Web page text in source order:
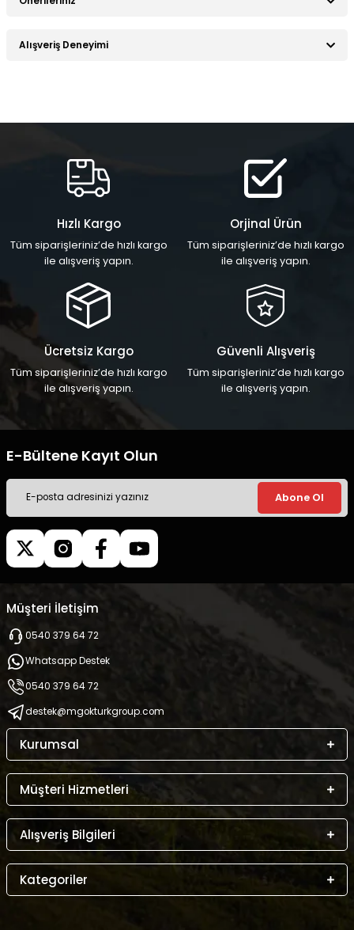
Bu ürünün fiyat bilgisi, resim, ürün açıklamalarında ve diğer
konularda yetersiz gördüğünüz noktaları öneri formunu
Ürün resmi kalitesiz, bozuk veya görüntülenemiyor.
Ürün bilgilerinde hatalar bulunuyor.
Ürün fiyatı diğer sitelerden daha pahalı.
Alışveriş Deneyimi
Hızlı Kargo
Tüm siparişleriniz’de hızlı kargo
ile alışveriş yapın.
Orjinal Ürün
Tüm siparişleriniz’de hızlı kargo
ile alışveriş yapın.
Ücretsiz Kargo
Tüm siparişleriniz’de hızlı kargo
ile alışveriş yapın.
Güvenli Alışveriş
Tüm siparişleriniz’de hızlı kargo
ile alışveriş yapın.
E-Bültene Kayıt Olun
Abone Ol
Müşteri İletişim
0540 379 64 72
Whatsapp Destek
0540 379 64 72
destek@mgokturkgroup.com
Kurumsal
Müşteri Hizmetleri
Alışveriş Bilgileri
Kategoriler